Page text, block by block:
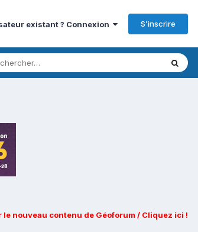
existant ? Connexion S’inscrire
le nouveau contenu de Géoforum / Cliquez ici !